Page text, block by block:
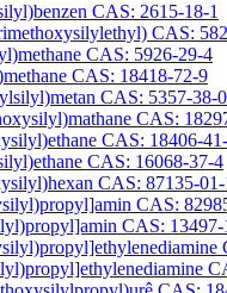
CAS: 2615-18-1
CAS:
CAS: 5926-29-4
CAS: 18418-72-9
CAS: 5357-38-0
CAS:
CAS: 18406-
CAS: 16068-37-4
CAS: 87135-01-
CAS:
CAS: 13497-